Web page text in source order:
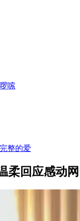
嗦
整的爱
柔回应感动